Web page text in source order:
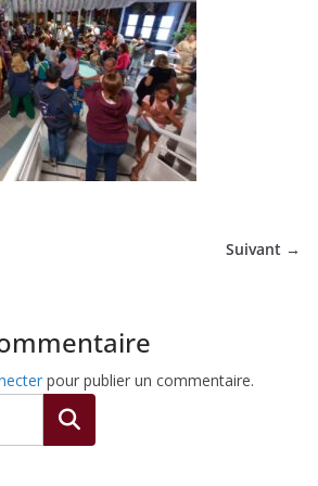
Suivant →
pour publier un commentaire.
Rechercher